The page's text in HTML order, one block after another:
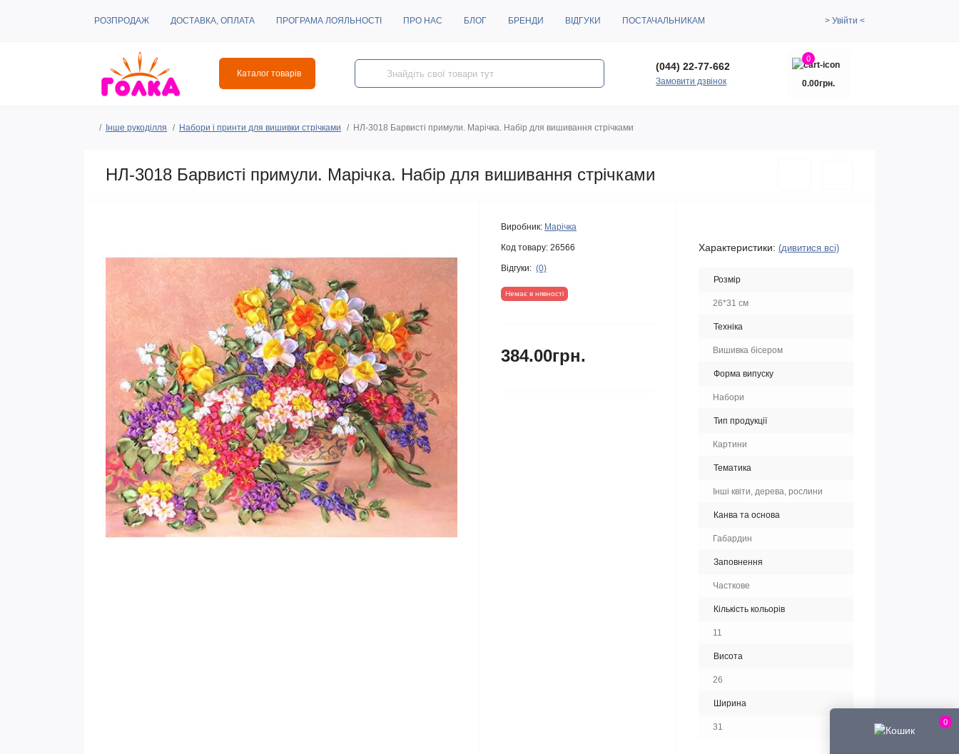
0
РОЗПРОДАЖ ДОСТАВКА, ОПЛАТА ПРОГРАМА ЛОЯЛЬНОСТІ ПРО НАС БЛОГ БРЕНДИ ВІДГУКИ ПОСТАЧАЛЬНИКАМ > Увійти <
Каталог товарів
(044) 22-77-662
Замовити дзвінок
0
0.00грн.
Інше рукоділля Набори і принти для вишивки стрічками НЛ-3018 Барвисті примули. Марічка. Набір для вишивання стрічками
НЛ-3018 Барвисті примули. Марічка. Набір для вишивання стрічками
Виробник: Марічка
Код товару: 26566
Відгуки: (0)
Немає в нявності
384.00грн.
Характеристики: (дивитися всі)
Розмір
26*31 см
Техніка
Вишивка бісером
Форма випуску
Набори
Тип продукції
Картини
Тематика
Інші квіти, дерева, рослини
Канва та основа
Габардин
Заповнення
Часткове
Кількість кольорів
11
Висота
26
Ширина
31